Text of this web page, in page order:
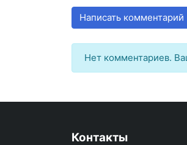
Написать комментарий
Нет комментариев.
Контакты